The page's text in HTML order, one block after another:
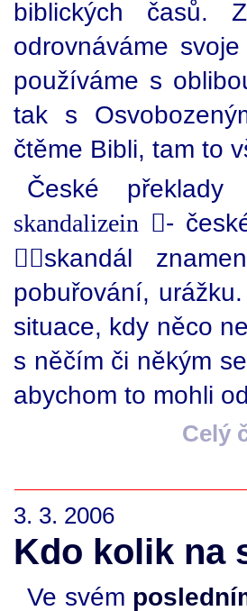
biblických časů.
odrovnáváme
používáme s
tak s
čtěme Bibli, tam to
České
skandalizein -
skandál
pobuřování,
situace, kdy něco
s něčím či někým
abychom to mohli
Celý
3. 3. 2006
Kdo kolik na
Ve svém